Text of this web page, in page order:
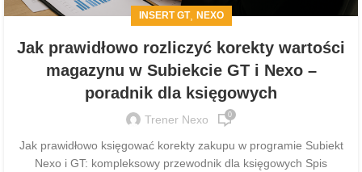
INSERT GT, NEXO
Jak prawidłowo rozliczyć korekty wartości
magazynu w Subiekcie GT i Nexo –
poradnik dla księgowych
Trener Nexo 0
Jak prawidłowo księgować korekty zakupu w programie Subiekt
Nexo i GT: kompleksowy przewodnik dla księgowych Spis